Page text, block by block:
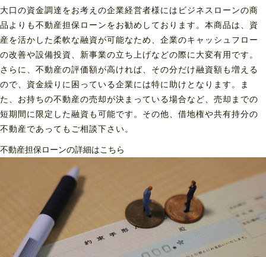
大口の資金調達をお考えの企業経営者様にはビジネスローンの商
品よりも不動産担保ローンをお勧めしております。本商品は、資
産を活かした柔軟な融資が可能なため、企業のキャッシュフロー
の改善や設備投資、新事業の立ち上げなどの際に大変有用です。
さらに、不動産の評価額が高ければ、その分だけ融資額も増える
ので、資金繰りに困っている企業には特に助けとなります。ま
た、お持ちの不動産の売却が決まっている場合など、売却までの
短期間に限定した融資も可能です。その他、借地権や共有持分の
不動産であってもご相談下さい。
不動産担保ローンの詳細はこちら